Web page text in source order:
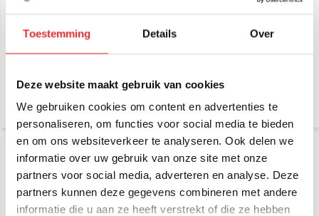
Toestemming Details Over
Deze website maakt gebruik van cookies
We gebruiken cookies om content en advertenties te
personaliseren, om functies voor social media te bieden
en om ons websiteverkeer te analyseren. Ook delen we
informatie over uw gebruik van onze site met onze
partners voor social media, adverteren en analyse. Deze
partners kunnen deze gegevens combineren met andere
informatie die u aan ze heeft verstrekt of die ze hebben
7" Tough-Pad FZ-M1 met
veerweerstand
€ 99,13 Excl. btw
10" Tough-Pad FZ-G1 met
veerweerstand (no
€ 82,60 Excl. btw